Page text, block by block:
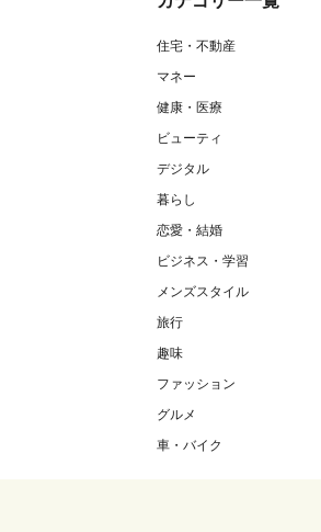
住宅・不動産
マネー
健康・医療
ビューティ
デジタル
暮らし
恋愛・結婚
ビジネス・学習
メンズスタイル
旅行
趣味
ファッション
グルメ
車・バイク